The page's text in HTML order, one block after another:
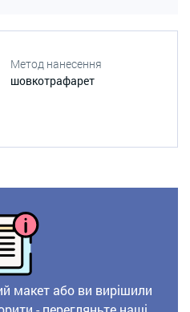
Метод нанесення
шовкотрафарет
макет або ви вирішили